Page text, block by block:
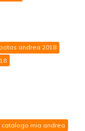
andrea 2018
catalogo mia andrea